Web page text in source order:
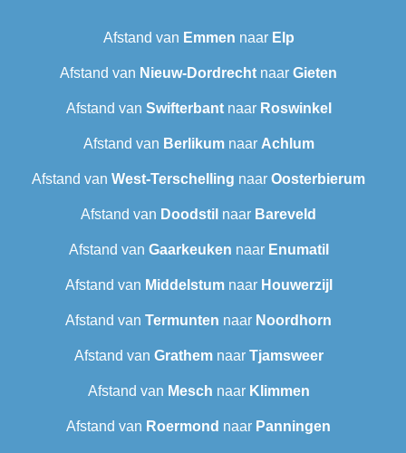
Afstand van Emmen naar Elp
Afstand van Nieuw-Dordrecht naar Gieten
Afstand van Swifterbantnaar Roswinkel
Afstand van Berlikumnaar Achlum
Afstand van West-Terschelling naar Oosterbierum
Afstand van Doodstil naar Bareveld
Afstand van Gaarkeuken naar Enumatil
Afstand van Middelstumnaar Houwerzijl
Afstand van Termunten naar Noordhorn
Afstand van Grathemnaar Tjamsweer
Afstand van Mesch naar Klimmen
Afstand van Roermond naar Panningen